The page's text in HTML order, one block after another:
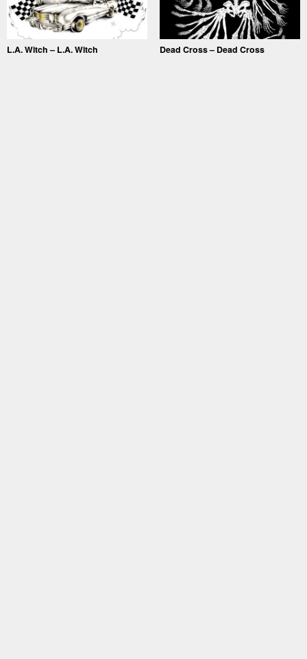
L.A. Witch – L.A. Witch Dead Cross – Dead Cross